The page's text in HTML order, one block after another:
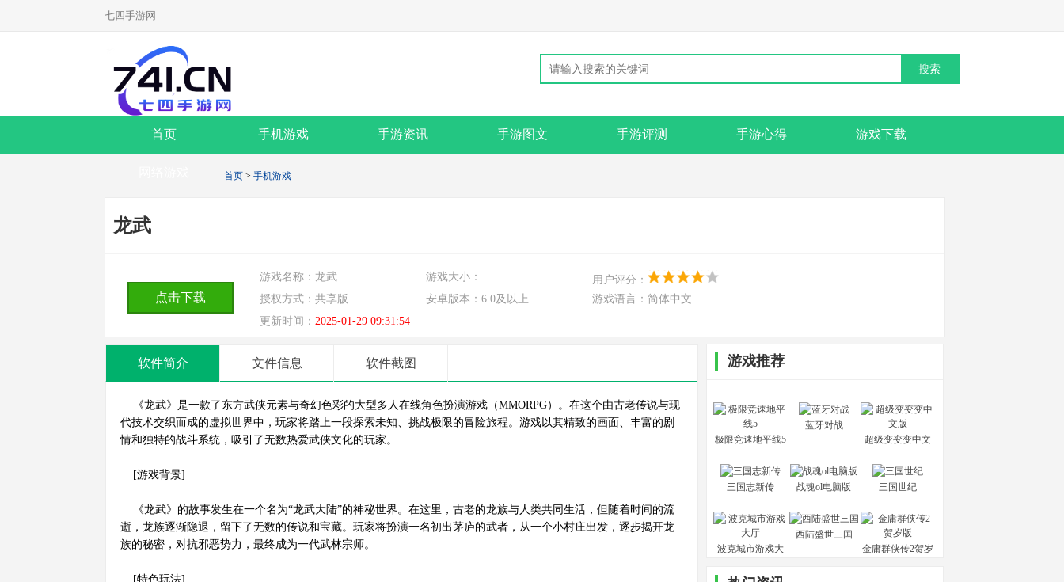
七四手游网
首页 手机游戏 手游资讯 手游图文 手游评测 手游心得 游戏下载
首页 > 手机游戏
龙武
点击下载
游戏名称： 龙武 游戏大小：
用户评分：
授权方式： 共享版 安卓版本： 6.0及以上 游戏语言： 简体中文
更新时间： 2025-01-29 09:31:54
软件简介 文件信息 软件截图
《龙武》是一款了东方武侠元素与奇幻色彩的大型多人在线角色扮演游戏（MMORPG）。在这个由古老传说与现
代技术交织而成的虚拟世界中，玩家将踏上一段探索未知、挑战极限的冒险旅程。游戏以其精致的画面、丰富的剧
情和独特的战斗系统，吸引了无数热爱武侠文化的玩家。
[游戏背景]
《龙武》的故事发生在一个名为“龙武大陆”的神秘世界。在这里，古老的龙族与人类共同生活，但随着时间的流
逝，龙族逐渐隐退，留下了无数的传说和宝藏。玩家将扮演一名初出茅庐的武者，从一个小村庄出发，逐步揭开龙
族的秘密，对抗邪恶势力，最终成为一代武林宗师。
[特色玩法]
游戏推荐
极限竞速地平线5
蓝牙对战
超级变变变中文
三国志新传 战魂ol电脑版 三国世纪
波克城市游戏大
西陆盛世三国
金庸群侠传2贺岁